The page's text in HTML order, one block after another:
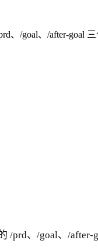
、/goal、/after-goal
/prd、/goal、/